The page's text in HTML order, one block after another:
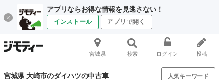
アプリならお得な情報を見逃さない！
インストール アプリで開く
宮城県 検索 ログイン 投稿
宮城県 大崎市のダイハツの中古車 人気キーワード